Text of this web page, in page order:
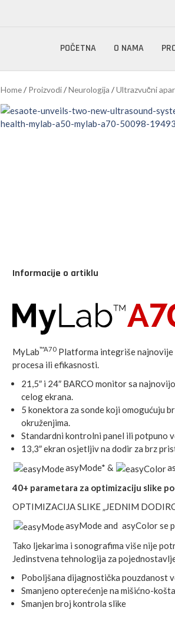
POČETNA O NAMA
Home/ Proizvodi/Neurologija /Ultrazvučni
Informacije o artiklu
MyLab™A70Platforma integriše najnovije
procesa ili efikasnosti.
21,5″ i 24″ BARCO monitor sa
celog ekrana.
5 konektora za sonde koji omogućuju
okruženjima.
Standardni kontrolni panel ili potpuno
13,3″ ekran osjetljiv na dodir za brz
asyMode* &
40+ parametara za optimizaciju slike
OPTIMIZACIJA SLIKE „JEDNIM
asyMode and asyColor se
Tako ljekarima i sonografima više nije
Jedinstvena tehnologija za
Poboljšana dijagnostička pouzdanost
Smanjeno opterećenje na mišićno-
Smanjen broj kontrola slike